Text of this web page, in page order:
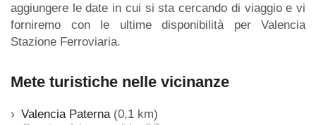
aggiungere le date in cui si sta cercando di viaggio e vi
forniremo con le ultime disponibilità per Valencia
Stazione Ferroviaria.
Mete turistiche nelle vicinanze
Valencia Paterna (0,1 km)